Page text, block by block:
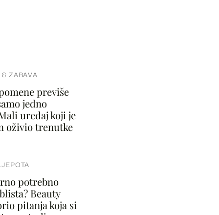
& ZABAVA
previše
jedno
uređaj koji je
oživio trenutke
potrebno
Beauty
pitanja koja si